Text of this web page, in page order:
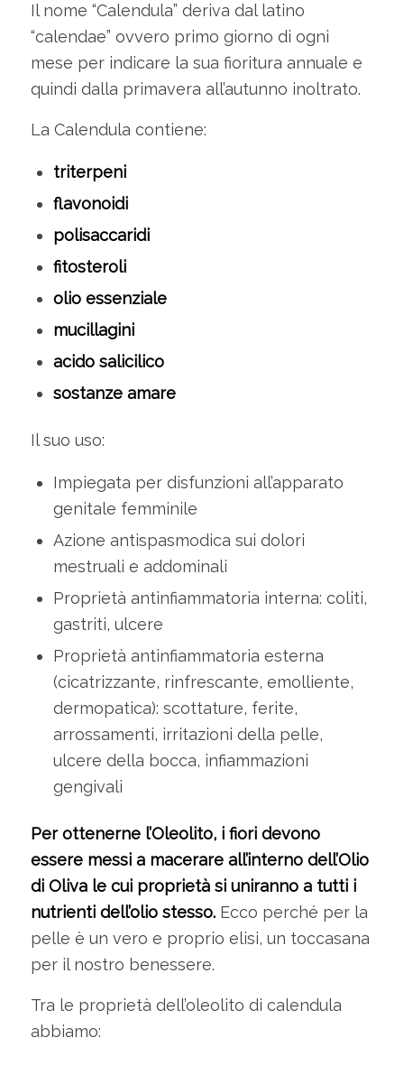
Il nome “Calendula” deriva dal latino
“calendae” ovvero primo giorno di ogni
mese per indicare la sua fioritura annuale e
quindi dalla primavera all’autunno inoltrato.
La Calendula contiene:
triterpeni
flavonoidi
polisaccaridi
fitosteroli
olio essenziale
mucillagini
acido salicilico
sostanze amare
Il suo uso:
Impiegata per disfunzioni all’apparato
genitale femminile
Azione antispasmodica sui dolori
mestruali e addominali
Proprietà antinfiammatoria interna: coliti,
gastriti, ulcere
Proprietà antinfiammatoria esterna
(cicatrizzante, rinfrescante, emolliente,
dermopatica): scottature, ferite,
arrossamenti, irritazioni della pelle,
ulcere della bocca, infiammazioni
gengivali
Per ottenerne l’Oleolito, i fiori devono
essere messi a macerare all’interno dell’Olio
di Oliva le cui proprietà si uniranno a tutti i
nutrienti dell’olio stesso.Ecco perché per la
pelle è un vero e proprio elisi, un toccasana
per il nostro benessere.
Tra le proprietà dell’oleolito di calendula
abbiamo: